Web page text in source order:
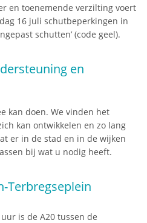
en toenemende verzilting voert
16 juli schutbeperkingen in
schutten’ (code geel).
en
kan doen. We vinden het
kan ontwikkelen en zo lang
er in de stad en in de wijken
bij wat u nodig heeft.
Terbregseplein
is de A20 tussen de